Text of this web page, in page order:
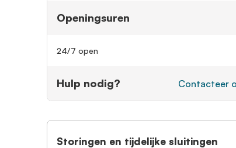
Openingsuren
24/7 open
Hulp nodig? Contacteer
Storingen en tijdelijke sluitingen